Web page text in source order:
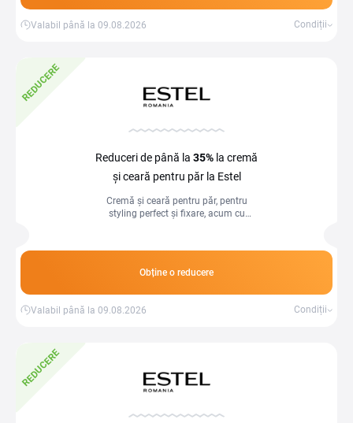
Valabil până la 09.08.2026 Condiții
REDUCERE
Reduceri de până la 35% la cremă
și ceară pentru păr la Estel
Cremă și ceară pentru păr, pentru
styling perfect și fixare, acum cu
Obține o reducere
Valabil până la 09.08.2026 Condiții
REDUCERE